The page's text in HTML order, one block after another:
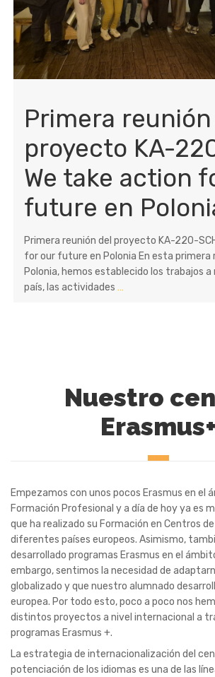
Primera
proyecto KA-
We take action
future en
Primera reunión del proyecto KA-220-
for our future en Polonia En esta primera
Polonia, hemos establecido los trabajos a
país, las actividades …
Nuestro
Erasmus+
Empezamos con unos pocos Erasmus en el
Formación Profesional y a día de hoy ya es
que ha realizado su Formación en Centros
diferentes países europeos. Asimismo,
desarrollado programas Erasmus en el
embargo, sentimos la necesidad de
globalizado y que nuestro alumnado
europea. Por todo esto, poco a poco nos
distintos proyectos a nivel internacional a
programas Erasmus +.
La estrategia de internacionalización del
potenciación de los idiomas es una de las